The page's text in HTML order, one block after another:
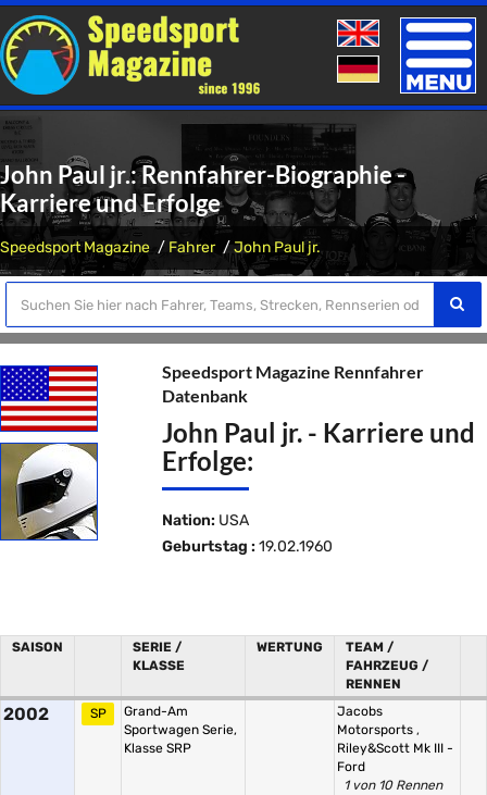
Toggle
John Paul jr.: Rennfahrer-Biographie -
Karriere und Erfolge
Speedsport Magazine Fahrer John Paul jr.
Speedsport Magazine Rennfahrer
Datenbank
John Paul jr. - Karriere und
Erfolge:
Nation: USA
Geburtstag : 19.02.1960
SAISON
SERIE /
KLASSE
WERTUNG
TEAM /
FAHRZEUG /
RENNEN
2002 SP
Grand-Am
Sportwagen Serie,
Klasse SRP
Jacobs
Motorsports ,
Riley&Scott Mk III -
Ford
1 von 10 Rennen